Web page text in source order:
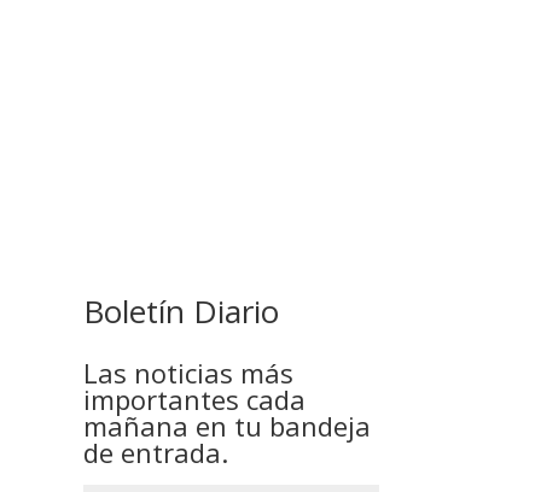
Boletín Diario
Las noticias más
importantes cada
mañana en tu bandeja
de entrada.